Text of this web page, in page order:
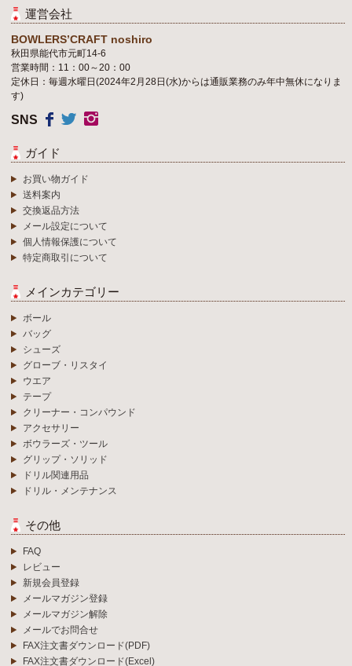
運営会社
BOWLERS’CRAFT noshiro
秋田県能代市元町14-6
営業時間：11：00～20：00
定休日：毎週水曜日(2024年2月28日(水)からは通販業務のみ年中無休になりま
す)
SNS
ガイド
お買い物ガイド
送料案内
交換返品方法
メール設定について
個人情報保護について
特定商取引について
メインカテゴリー
ボール
バッグ
シューズ
グローブ・リスタイ
ウエア
テープ
クリーナー・コンパウンド
アクセサリー
ボウラーズ・ツール
グリップ・ソリッド
ドリル関連用品
ドリル・メンテナンス
その他
FAQ
レビュー
新規会員登録
メールマガジン登録
メールマガジン解除
メールでお問合せ
FAX注文書ダウンロード(PDF)
FAX注文書ダウンロード(Excel)